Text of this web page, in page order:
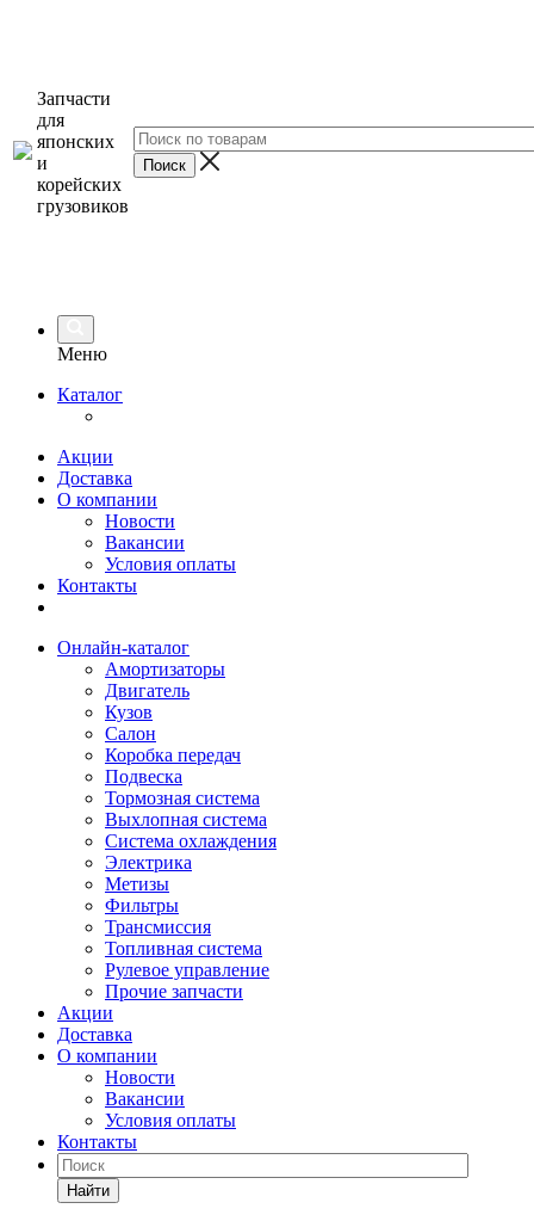
Запчасти
для
японских
и
корейских
грузовиков
Меню
Каталог
Акции
Доставка
О компании
Новости
Вакансии
Условия оплаты
Контакты
Онлайн-каталог
Амортизаторы
Двигатель
Кузов
Салон
Коробка передач
Подвеска
Тормозная система
Выхлопная система
Система охлаждения
Электрика
Метизы
Фильтры
Трансмиссия
Топливная система
Рулевое управление
Прочие запчасти
Акции
Доставка
О компании
Новости
Вакансии
Условия оплаты
Контакты
Найти